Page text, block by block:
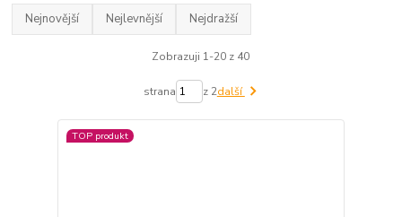
Nejnovější Nejlevnější Nejdražší
Zobrazuji 1-20 z 40
strana z 2další
TOP produkt